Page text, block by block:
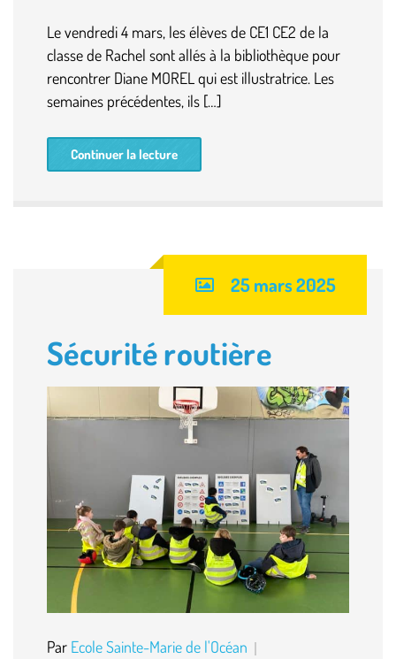
Le vendredi 4 mars, les élèves de CE1 CE2 de la
classe de Rachel sont allés à la bibliothèque pour
rencontrer Diane MOREL qui est illustratrice. Les
semaines précédentes, ils […]
Continuer la lecture
25 mars 2025
Sécurité routière
Par Ecole Sainte-Marie de l'Océan